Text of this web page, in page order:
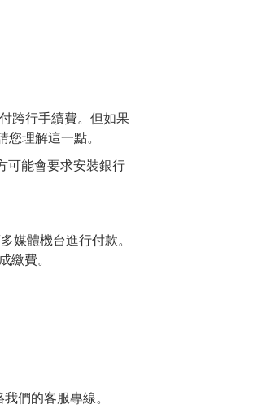
跨行手續費。但如果
理解這一點。
可能會要求安裝銀行
媒體機台進行付款。
繳費。
們的客服專線。